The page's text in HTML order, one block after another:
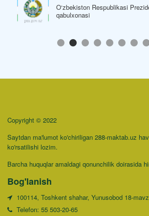
O‘zbekiston Respublikasi
Copyright © 2022
Saytdan ma'lumot ko'chiriligan 288-maktab.uz
ko'rsatilishi lozim.
Barcha huquqlar amaldagi qonunchilik doirasida
Bog'lanish
100114, Toshkent shahar, Yunusobod 18-
Telefon: 55 503-20-65